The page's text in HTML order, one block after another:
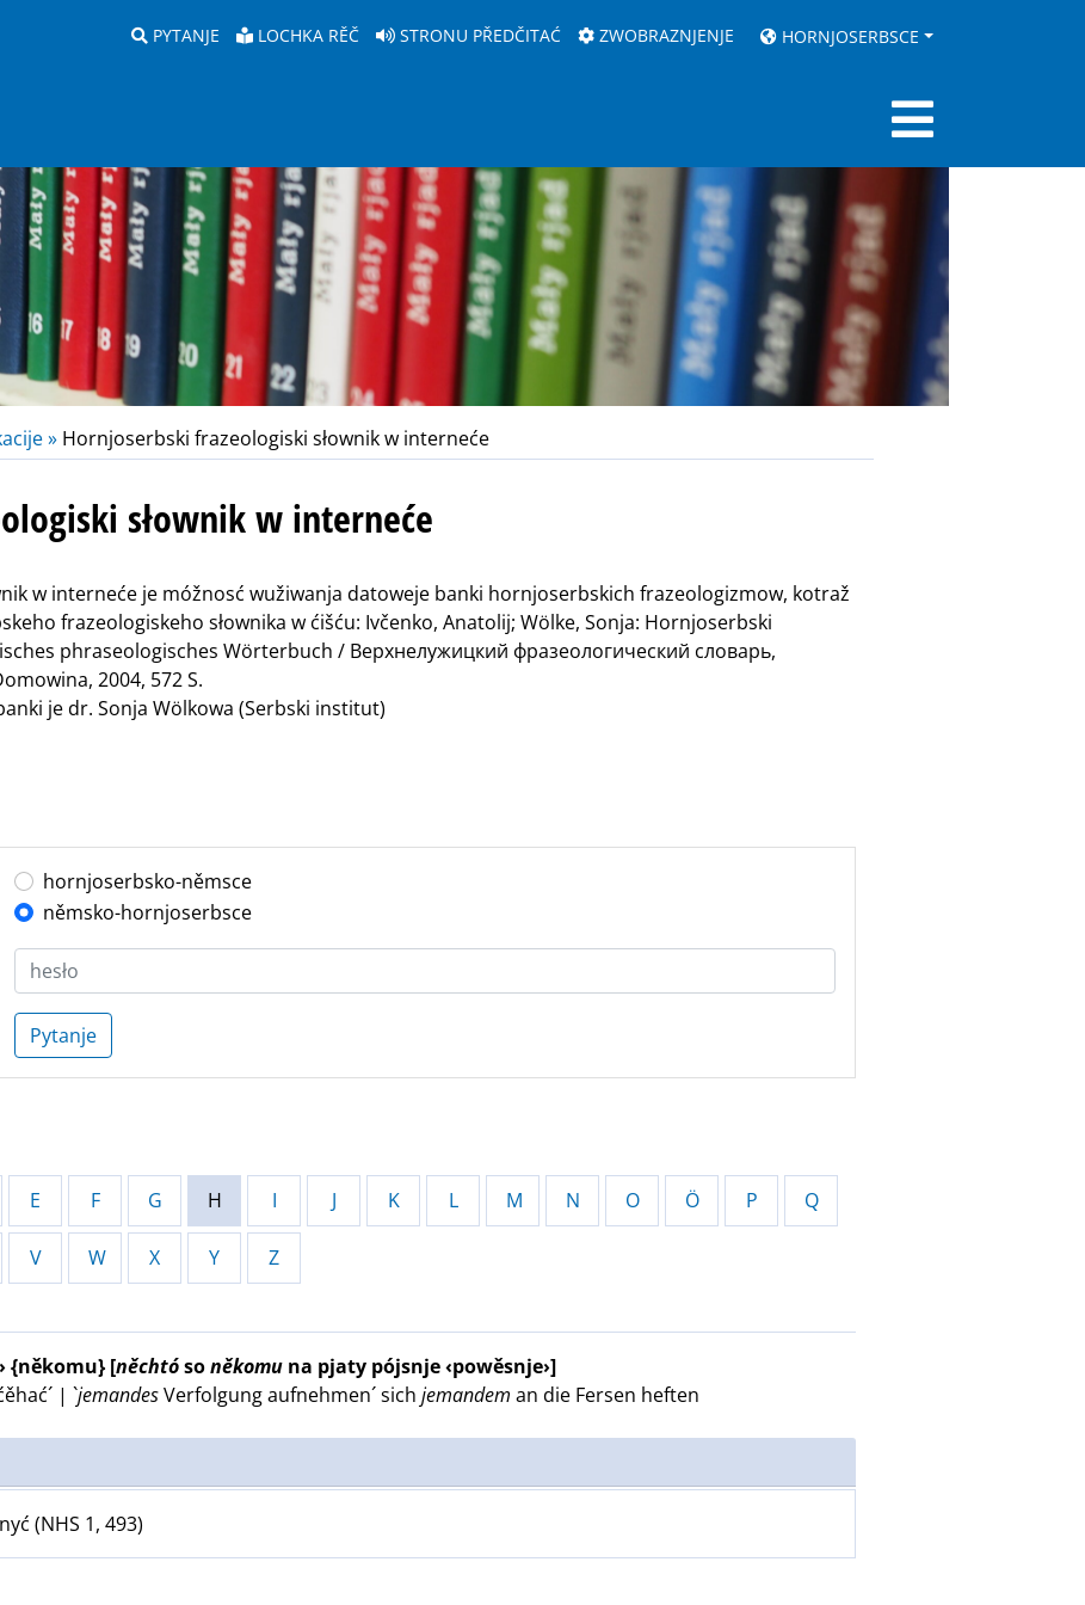
PYTANJE LOCHKA RĚČ STRONU PŘEDČITAĆ ZWOBRAZNJENJE HORNJOSERBSCE
» Hornjoserbski frazeologiski słownik w interneće
słownik w interneće
w interneće je móžnosć wužiwanja datoweje banki hornjoserbskich frazeologizmow, kotraž
frazeologiskeho słownika w ćišću: Ivčenko, Anatolij; Wölke, Sonja: Hornjoserbski
phraseologisches Wörterbuch / Верхнелужицкий фразеологический словарь,
2004, 572 S.
je dr. Sonja Wölkowa (Serbski institut)
hornjoserbsko-němsce
němsko-hornjoserbsce
Pytanje
E F G H I J K L M N O Ö P Q
V W X Y Z
{někomu} [něchtósoněkomu na pjaty pójsnje ‹powěsnje›]
| `jemandesVerfolgung aufnehmen´sich jemandem an die Fersen heften
(NHS 1, 493)